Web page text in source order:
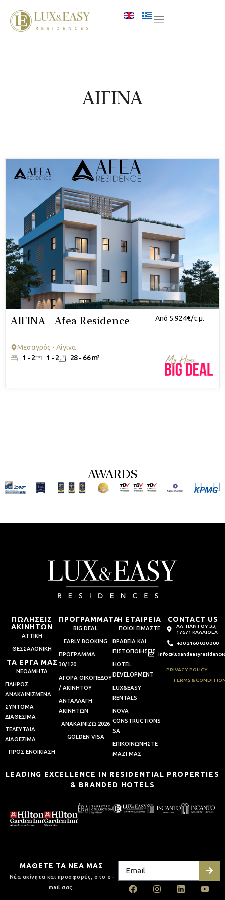
ΑΙΓΙΝΑ
ΑΙΓΙΝΑ | Afea Residence Από 5.924€/τ.μ.
Μεσαγρός - Αίγινα
1 - 2
1 - 2 28 - 66 m²
AWARDS
ΠΩΛΗΣΕΙΣ
ΑΚΙΝΗΤΩΝ
ΑΤΤΙΚΗ
ΘΕΣΣΑΛΟΝΙΚΗ
ΤΑ ΕΡΓΑ ΜΑΣ
ΝΕΟΔΜΗΤΑ
ΠΛΗΡΩΣ
ΑΝΑΚΑΙΝΙΣΜΕΝΑ
ΣΥΝΤΟΜΑ
ΔΙΑΘΕΣΙΜΑ
ΤΕΛΕΥΤΑΙΑ
ΔΙΑΘΕΣΙΜΑ
ΠΡΟΣ ΕΝΟΙΚΙΑΣΗ
ΠΡΟΓΡΑΜΜΑΤΑ
BIG DEAL
EARLY BOOKING
ΠΡΟΓΡΑΜΜΑ
30/120
ΑΓΟΡΑ ΟΙΚΟΠΕΔΟΥ
/ ΑΚΙΝΗΤΟΥ
AΝΤΑΛΛΑΓΗ
AΚΙΝΗΤΩΝ
ΑΝΑΚΑΙΝΙΖΩ 2026
GOLDEN VISA
Η ΕΤΑΙΡΕΙΑ
ΠΟΙΟΙ ΕΙΜΑΣΤΕ
ΒΡΑΒΕΙΑ ΚΑΙ
ΠΙΣΤΟΠΟΙΗΣΕΙΣ
HOTEL
DEVELOPMENT
LUX&EASY
RENTALS
NOVA
CONSTRUCTIONS
SA
ΕΠΙΚΟΙΝΩΝΗΣΤΕ
ΜΑΖΙ ΜΑΣ
CONTACT US
ΑΛ. ΠΑΝΤΟΥ 33,
17671 ΚΑΛΛΙΘΕΑ
+30 2160 030 300
PRIVACY POLICY
TERMS &
LEADING EXCELLENCE IN RESIDENTIAL PROPERTIES
& BRANDED HOTELS
ΜΑΘΕΤΕ ΤΑ ΝΕΑ ΜΑΣ
Νέα ακίνητα και προσφορές, στο e-
mail σας.